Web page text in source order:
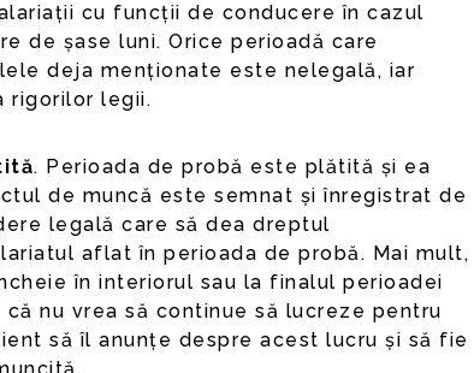
cu funcții de conducere în cazul
de șase luni. Orice perioadă care
deja menționate este nelegală, iar
rigorilor legii.
. Perioada de probă este plătită și ea
de muncă este semnat și înregistrat de
legală care să dea dreptul
aflat în perioada de probă. Mai mult,
în interiorul sau la finalul perioadei
nu vrea să continue să lucreze pentru
să îl anunțe despre acest lucru și să fie